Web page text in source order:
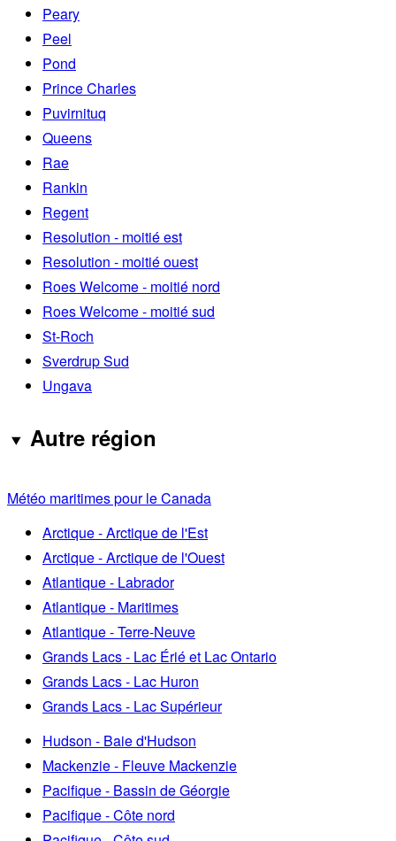
Peary
Peel
Pond
Prince Charles
Puvirnituq
Queens
Rae
Rankin
Regent
Resolution - moitié est
Resolution - moitié ouest
Roes Welcome - moitié nord
Roes Welcome - moitié sud
St-Roch
Sverdrup Sud
Ungava
Autre région
Météo maritimes pour le Canada
Arctique - Arctique de l'Est
Arctique - Arctique de l'Ouest
Atlantique - Labrador
Atlantique - Maritimes
Atlantique - Terre-Neuve
Grands Lacs - Lac Érié et Lac Ontario
Grands Lacs - Lac Huron
Grands Lacs - Lac Supérieur
Hudson - Baie d'Hudson
Mackenzie - Fleuve Mackenzie
Pacifique - Bassin de Géorgie
Pacifique - Côte nord